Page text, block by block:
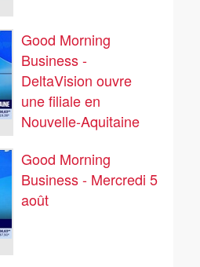
Good Morning
Business -
DeltaVision ouvre
une filiale en
Nouvelle-Aquitaine
Good Morning
Business - Mercredi 5
août